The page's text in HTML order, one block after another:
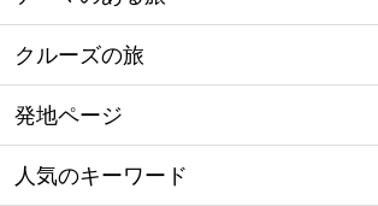
クルーズの旅
発地ページ
人気のキーワード